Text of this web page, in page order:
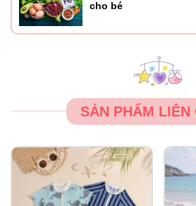
cho bé
SẢN PHẨM LIÊN